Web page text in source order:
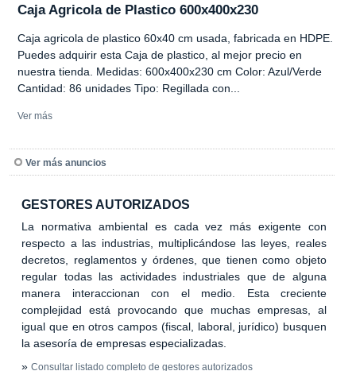
Caja Agricola de Plastico 600x400x230
Caja agricola de plastico 60x40 cm usada, fabricada en HDPE.
Puedes adquirir esta Caja de plastico, al mejor precio en
nuestra tienda. Medidas: 600x400x230 cm Color: Azul/Verde
Cantidad: 86 unidades Tipo: Regillada con...
Ver más
Ver más anuncios
GESTORES AUTORIZADOS
La normativa ambiental es cada vez más exigente con
respecto a las industrias, multiplicándose las leyes, reales
decretos, reglamentos y órdenes, que tienen como objeto
regular todas las actividades industriales que de alguna
manera interaccionan con el medio. Esta creciente
complejidad está provocando que muchas empresas, al
igual que en otros campos (fiscal, laboral, jurídico) busquen
la asesoría de empresas especializadas.
» Consultar listado completo de gestores autorizados